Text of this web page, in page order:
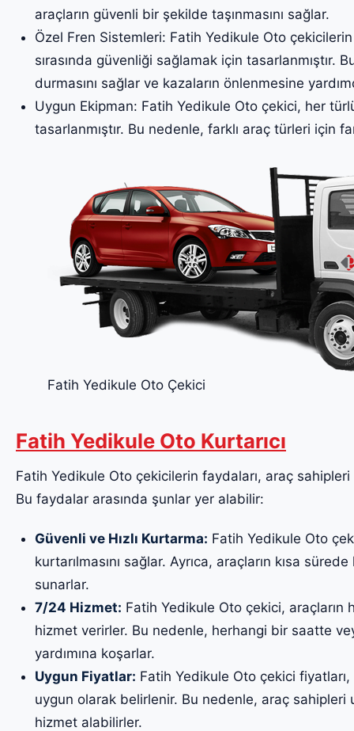
araçların güvenli bir şekilde taşınmasını sağlar.
Özel Fren Sistemleri: Fatih Yedikule Oto
sırasında güvenliği sağlamak için tasarlanmıştır.
durmasını sağlar ve kazaların önlenmesine
Uygun Ekipman: Fatih Yedikule Oto çekici, her
tasarlanmıştır. Bu nedenle, farklı araç türleri için
Fatih Yedikule Oto Çekici
Fatih Yedikule Oto Kurtarıcı
Fatih Yedikule Oto çekicilerin faydaları, araç
Bu faydalar arasında şunlar yer alabilir:
Güvenli ve Hızlı Kurtarma: Fatih Yedikule Oto
kurtarılmasını sağlar. Ayrıca, araçların kısa
sunarlar.
7/24 Hizmet: Fatih Yedikule Oto çekici, araçların
hizmet verirler. Bu nedenle, herhangi bir saatte
yardımına koşarlar.
Uygun Fiyatlar: Fatih Yedikule Oto çekici
uygun olarak belirlenir. Bu nedenle, araç
hizmet alabilirler.